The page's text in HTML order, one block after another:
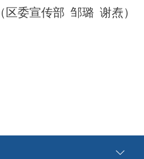
（区委宣传部 邹璐 谢焘）